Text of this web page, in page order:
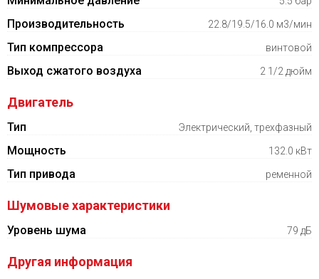
Производительность 22.8/19.5/16.0 м3/мин
Тип компрессора винтовой
Выход сжатого воздуха 2 1/2 дюйм
Двигатель
Тип Электрический, трехфазный
Мощность 132.0 кВт
Тип привода ременной
Шумовые характеристики
Уровень шума 79 дБ
Другая информация